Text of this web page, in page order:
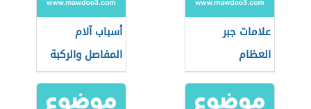
علامات جبر
العظام
أسباب آلام
المفاصل والركبة